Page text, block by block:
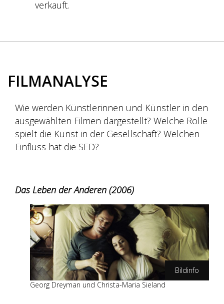
verkauft.
FILMANALYSE
Wie werden Künstlerinnen und Künstler in den
ausgewählten Filmen dargestellt? Welche Rolle
spielt die Kunst in der Gesellschaft? Welchen
Einfluss hat die SED?
Das Leben der Anderen (2006)
Bildinfo
Wiedemann & Berg Film/Buena Vista
Georg Dreyman und Christa-Maria Sieland